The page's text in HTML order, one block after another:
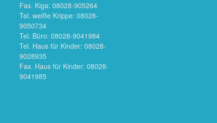
Fax. Kiga: 08028-905264
Tel. weiße Krippe: 08028-
9050734
Tel. Büro: 08028-9041984
Tel. Haus für Kinder: 08028-
9028935
Fax. Haus für Kinder: 08028-
9041985